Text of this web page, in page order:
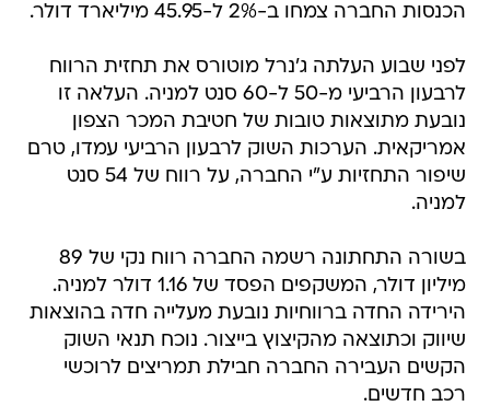
הכנסות החברה צמחו ב-2% ל-45.95 מיליארד דולר.
לפני שבוע העלתה ג'נרל מוטורס את תחזית הרווח
לרבעון הרביעי מ-50 ל-60 סנט למניה. העלאה זו
נובעת מתוצאות טובות של חטיבת המכר הצפון
אמריקאית. הערכות השוק לרבעון הרביעי עמדו, טרם
שיפור התחזיות ע"י החברה, על רווח של 54 סנט
למניה.
בשורה התחתונה רשמה החברה רווח נקי של 89
מיליון דולר, המשקפים הפסד של 1.16 דולר למניה.
הירידה החדה ברווחיות נובעת מעלייה חדה בהוצאות
שיווק וכתוצאה מהקיצוץ בייצור. נוכח תנאי השוק
הקשים העבירה החברה חבילת תמריצים לרוכשי
רכב חדשים.